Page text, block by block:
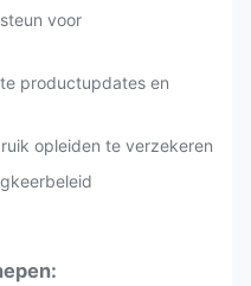
voor
productupdates en
opleiden te verzekeren